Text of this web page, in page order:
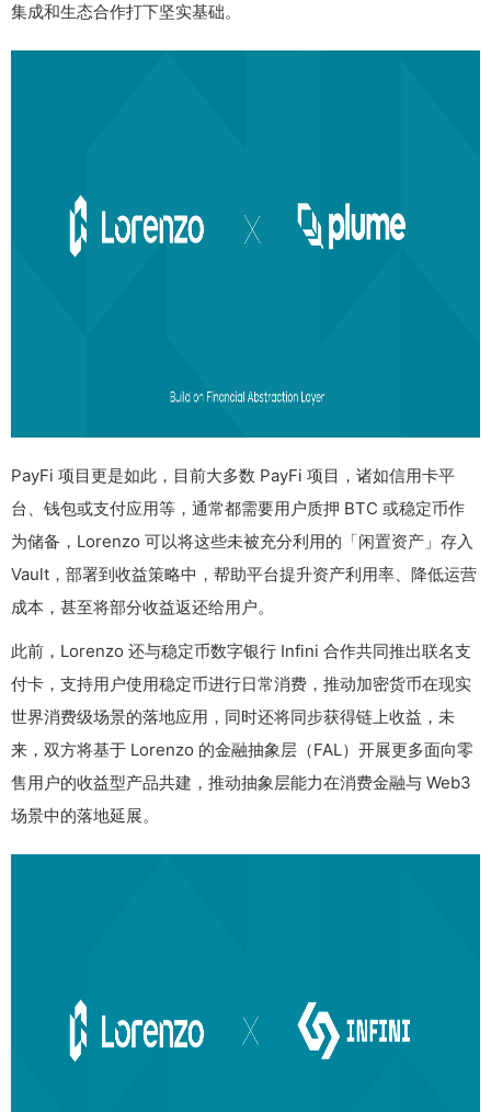
集成和生态合作打下坚实基础。
PayFi 项目更是如此，目前大多数 PayFi 项目，诸如信用卡平
台、钱包或支付应用等，通常都需要用户质押 BTC 或稳定币作
为储备，Lorenzo 可以将这些未被充分利用的「闲置资产」存入
Vault，部署到收益策略中，帮助平台提升资产利用率、降低运营
成本，甚至将部分收益返还给用户。
此前，Lorenzo 还与稳定币数字银行 Infini 合作共同推出联名支
付卡，支持用户使用稳定币进行日常消费，推动加密货币在现实
世界消费级场景的落地应用，同时还将同步获得链上收益，未
来，双方将基于 Lorenzo 的金融抽象层（FAL）开展更多面向零
售用户的收益型产品共建，推动抽象层能力在消费金融与 Web3
场景中的落地延展。